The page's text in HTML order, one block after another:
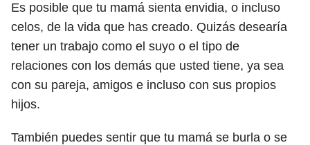
Es posible que tu mamá sienta envidia, o incluso
celos, de la vida que has creado. Quizás desearía
tener un trabajo como el suyo o el tipo de
relaciones con los demás que usted tiene, ya sea
con su pareja, amigos e incluso con sus propios
hijos.
También puedes sentir que tu mamá se burla o se